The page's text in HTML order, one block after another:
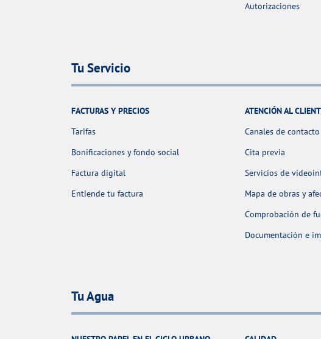
Autorizaciones
Tu Servicio
FACTURAS Y PRECIOS
Tarifas
Bonificaciones y fondo social
Factura digital
Entiende tu factura
ATENCIÓN AL
Canales de contacto
Cita previa
Servicios de
Mapa de obras y
Comprobación de
Documentación e
Tu Agua